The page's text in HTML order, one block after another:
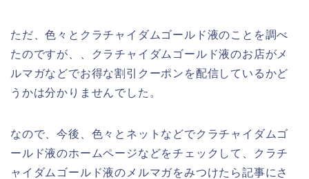
ただ、色々とクラチャイダムゴールド液のことを調べ
たのですが、、クラチャイダムゴールド液のお店がメ
ルマガなどでお得な割引クーポンを配信しているかど
うかは分かりませんでした。
なので、今後、色々とネットなどでクラチャイダムゴ
ールド液のホームページなどをチェックして、クラチ
ャイダムゴールド液のメルマガをみつけたら記事にさ